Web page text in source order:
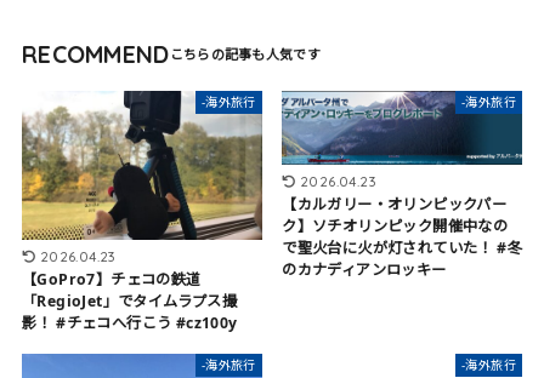
RECOMMEND
-海外旅行
2026.04.23
【GoPro7】チェコの鉄道
「RegioJet」でタイムラプス撮
影！ #チェコへ行こう #cz100y
-海外旅行
2026.04.23
【カルガリー・オリンピックパー
ク】ソチオリンピック開催中なの
で聖火台に火が灯されていた！ #冬
のカナディアンロッキー
-海外旅行 -海外旅行